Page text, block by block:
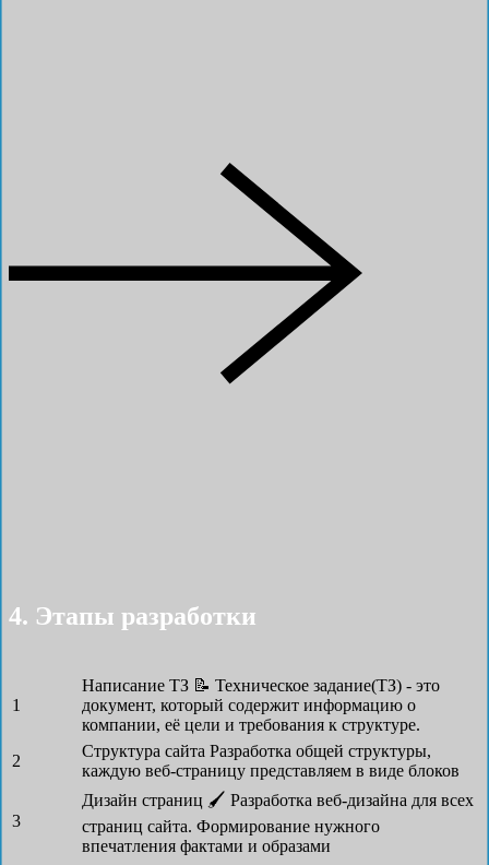
4. Этапы разработки
1
Написание ТЗ 📝 Техническое задание(ТЗ) - это
документ, который содержит информацию о
компании, её цели и требования к структуре.
2
Структура сайта Разработка общей структуры,
каждую веб-страницу представляем в виде блоков
3
Дизайн страниц 🖌 Разработка веб-дизайна для всех
страниц сайта. Формирование нужного
впечатления фактами и образами